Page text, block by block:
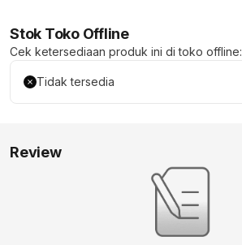
Stok Toko Offline
Cek ketersediaan produk ini di toko offline:
Tidak tersedia
Review